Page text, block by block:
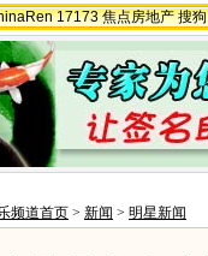
17173 焦点房地产 搜狗
频道首页 > 新闻 > 明星新闻